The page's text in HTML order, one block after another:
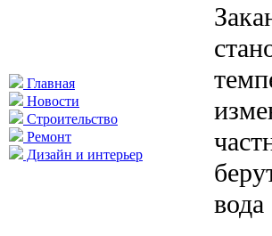
Главная
Новости
Строительство
Ремонт
Дизайн и интерьер
вода